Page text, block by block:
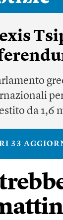
da 1,6
33